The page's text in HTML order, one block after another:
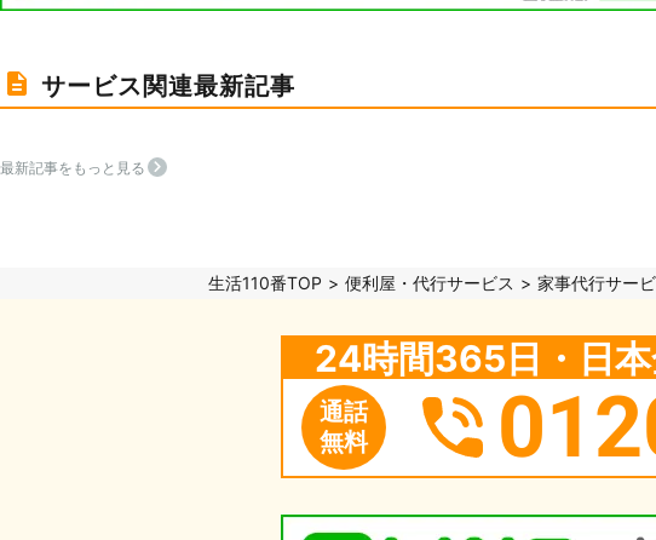
サービス関連最新記事
最新記事をもっと見る
生活110番TOP 便利屋・代行サービス 家事代行サー
24時間365日・日
通話
無料